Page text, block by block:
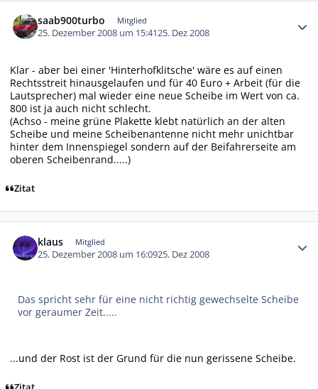
saab900turbo Mitglied
25. Dezember 2008 um 15:4125. Dez 2008
Klar - aber bei einer 'Hinterhofklitsche' wäre es auf einen
Rechtsstreit hinausgelaufen und für 40 Euro + Arbeit (für die
Lautsprecher) mal wieder eine neue Scheibe im Wert von ca.
800 ist ja auch nicht schlecht.
(Achso - meine grüne Plakette klebt natürlich an der alten
Scheibe und meine Scheibenantenne nicht mehr unichtbar
hinter dem Innenspiegel sondern auf der Beifahrerseite am
oberen Scheibenrand.....)
Zitat
klaus Mitglied
25. Dezember 2008 um 16:0925. Dez 2008
Das spricht sehr für eine nicht richtig gewechselte Scheibe
vor geraumer Zeit.....
...und der Rost ist der Grund für die nun gerissene Scheibe.